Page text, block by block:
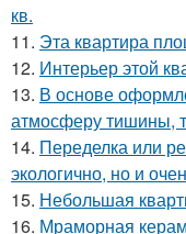
кв.
11. Эта квартира
12. Интерьер этой
13. В основе
атмосферу тишины,
14. Переделка или
экологично, но и
15. Небольшая
16. Мраморная